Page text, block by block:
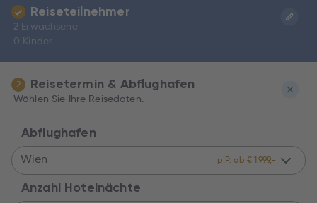
Reiseteilnehmer
2 Erwachsene
0 Kinder
2 Reisetermin & Abflughafen
Wählen Sie Ihre Reisedaten.
Abflughafen
Wien p.P. ab € 1.999,-
Anzahl Hotelnächte